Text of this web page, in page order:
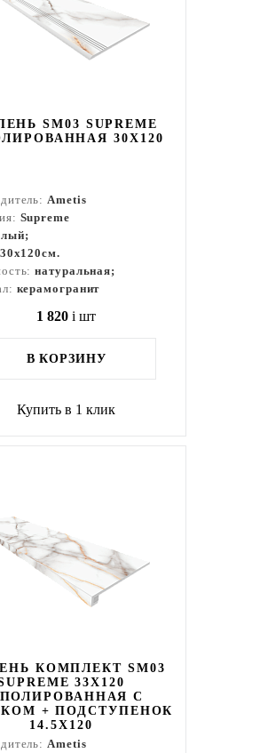
SM03 SUPREME
30X120
Ametis
Supreme
30x120см.
натуральная;
керамогранит
1 820 i шт
В КОРЗИНУ
Купить в 1 клик
КОМПЛЕКТ SM03
33X120
С
+ ПОДСТУПЕНОК
14.5X120
Ametis